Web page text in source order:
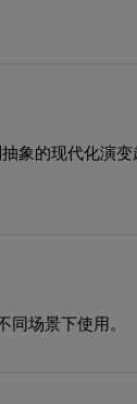
象的现代化演
同场景下使用。